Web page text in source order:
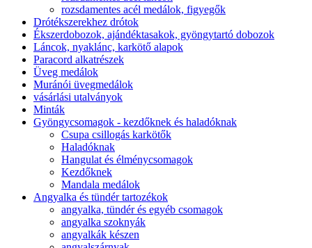
rozsdamentes acél medálok, figyegők
Drótékszerekhez drótok
Ékszerdobozok, ajándéktasakok, gyöngytartó dobozok
Láncok, nyaklánc, karkötő alapok
Paracord alkatrészek
Üveg medálok
Muránói üvegmedálok
vásárlási utalványok
Minták
Gyöngycsomagok - kezdőknek és haladóknak
Csupa csillogás karkötők
Haladóknak
Hangulat és élménycsomagok
Kezdőknek
Mandala medálok
Angyalka és tündér tartozékok
angyalka, tündér és egyéb csomagok
angyalka szoknyák
angyalkák készen